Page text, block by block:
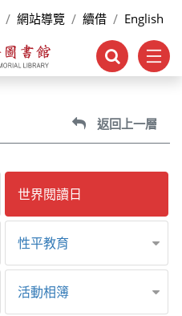
網站導覽 續借 English
返回上一層
世界閱讀日
性平教育
活動相簿